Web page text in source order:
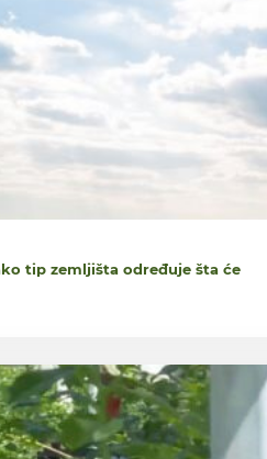
tip zemljišta određuje šta će